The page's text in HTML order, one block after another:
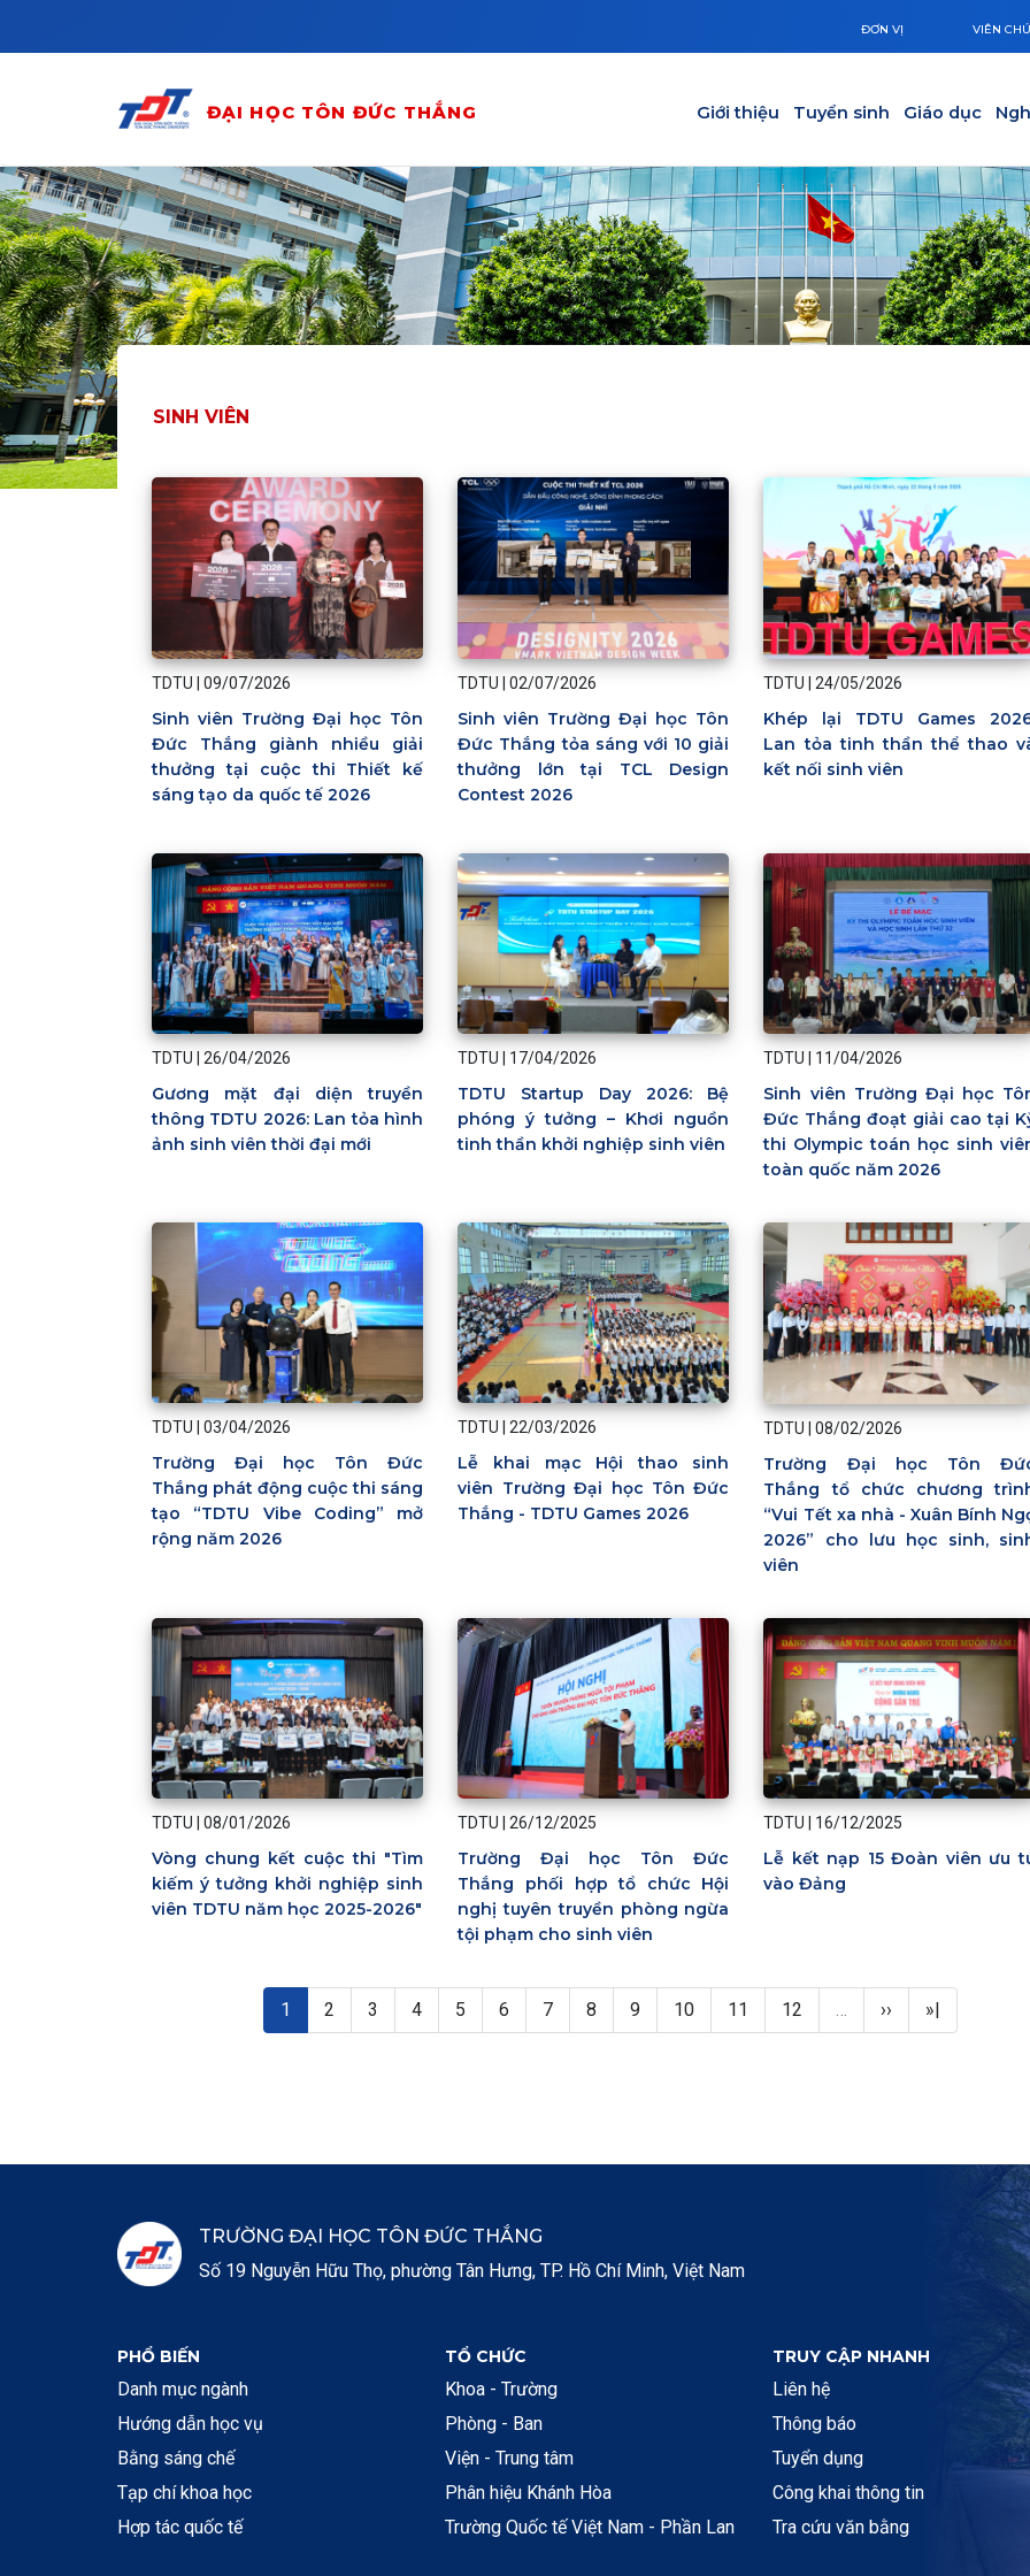
ĐƠN VỊ VIÊN
ĐẠI HỌC TÔN ĐỨC THẮNG Giới thiệu Tuyển sinh Giáo dục
SINH VIÊN
TDTU | 09/07/2026
Sinh viên Trường Đại học Tôn
Đức Thắng giành nhiều giải
thưởng tại cuộc thi Thiết kế
sáng tạo da quốc tế 2026
TDTU |02/07/2026
Sinh viên Trường Đại học Tôn
Đức Thắng tỏa sáng với 10 giải
thưởng lớn tại TCL Design
Contest 2026
TDTU |24/05/2026
Khép lại TDTU Games
Lan tỏa tinh thần thể thao
kết nối sinh viên
TDTU 26/04/2026
Gương mặt đại diện truyền
thông TDTU 2026: Lan tỏa hình
ảnh sinh viên thời đại mới
TDTU 17/04/2026
TDTU Startup Day 2026: Bệ
phóng ý tưởng – Khơi nguồn
tinh thần khởi nghiệp sinh viên
TDTU 11/04/2026
Sinh viên Trường Đại học
Đức Thắng đoạt giải cao tại
thi Olympic toán học sinh
toàn quốc năm 2026
TDTU 03/04/2026
Trường Đại học Tôn Đức
Thắng phát động cuộc thi sáng
tạo “TDTU Vibe Coding” mở
rộng năm 2026
TDTU |22/03/2026
Lễ khai mạc Hội thao sinh
viên Trường Đại học Tôn Đức
Thắng - TDTU Games 2026
TDTU |08/02/2026
Trường Đại học Tôn
Thắng tổ chức chương
“Vui Tết xa nhà - Xuân Bính
2026” cho lưu học sinh,
viên
TDTU 08/01/2026
Vòng chung kết cuộc thi "Tìm
kiếm ý tưởng khởi nghiệp sinh
viên TDTU năm học 2025-2026"
TDTU |26/12/2025
Trường Đại học Tôn Đức
Thắng phối hợp tổ chức Hội
nghị tuyên truyền phòng ngừa
tội phạm cho sinh viên
TDTU 16/12/2025
Lễ kết nạp 15 Đoàn viên ưu
vào Đảng
Trang hiện thời
1 Page
2 Page
3 Page
4 Page
5 Page
6 Page
7 Page
8 Page
9 Page
10 Page
11 Page
12 … Next page
›› Last page
»|
TRƯỜNG ĐẠI HỌC TÔN ĐỨC THẮNG
Số 19 Nguyễn Hữu Thọ, phường Tân Hưng, TP. Hồ Chí Minh, Việt Nam
PHỔ BIẾN
Danh mục ngành
Hướng dẫn học vụ
Bằng sáng chế
Tạp chí khoa học
Hợp tác quốc tế
TỔ CHỨC
Khoa - Trường
Phòng - Ban
Viện - Trung tâm
Phân hiệu Khánh Hòa
Trường Quốc tế Việt Nam - Phần Lan
TRUY CẬP NHANH
Liên hệ
Thông báo
Tuyển dụng
Công khai thông tin
Tra cứu văn bằng